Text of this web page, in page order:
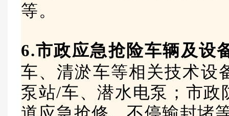
等。
6.市政应急抢险车辆及设
车、清淤车等相关技术设
泵站/车、潜水电泵；市